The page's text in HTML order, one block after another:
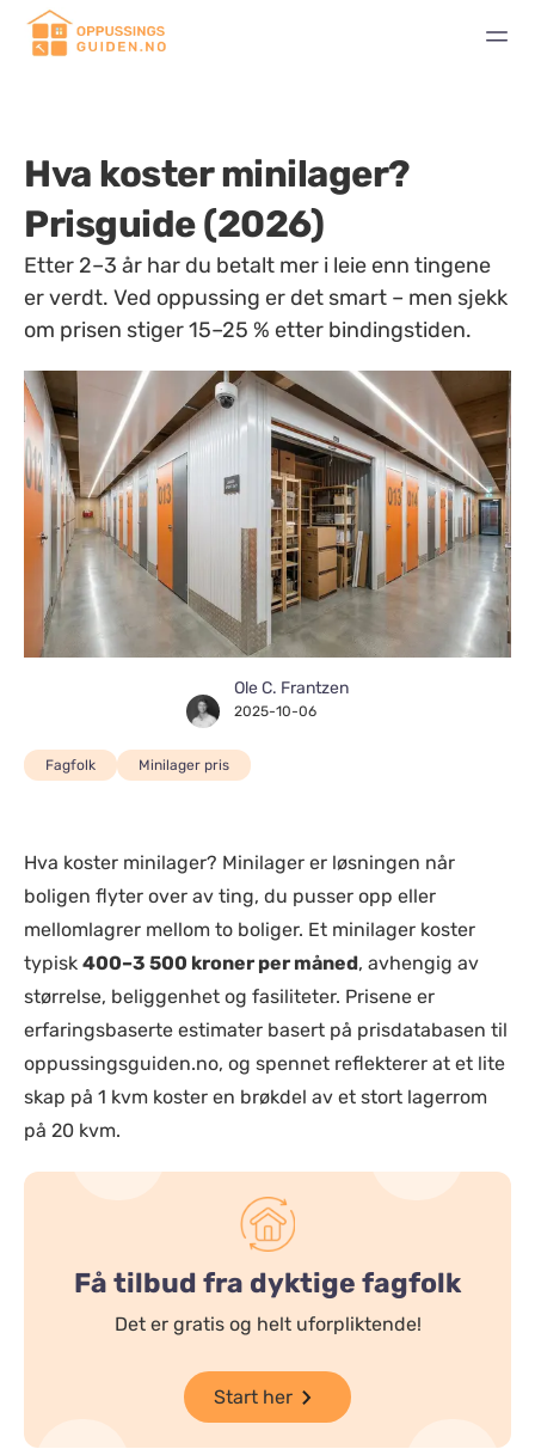
Hva koster minilager?
Prisguide (2026)
Etter 2–3 år har du betalt mer i leie enn tingene
er verdt. Ved oppussing er det smart – men sjekk
om prisen stiger 15–25 % etter bindingstiden.
Ole C. Frantzen
2025-10-06
Fagfolk Minilager pris
Hva koster minilager? Minilager er løsningen når
boligen flyter over av ting, du pusser opp eller
mellomlagrer mellom to boliger. Et minilager koster
typisk 400–3 500 kroner per måned, avhengig av
størrelse, beliggenhet og fasiliteter. Prisene er
erfaringsbaserte estimater basert på prisdatabasen til
oppussingsguiden.no, og spennet reflekterer at et lite
skap på 1 kvm koster en brøkdel av et stort lagerrom
på 20 kvm.
Få tilbud fra dyktige fagfolk
Det er gratis og helt uforpliktende!
Start her